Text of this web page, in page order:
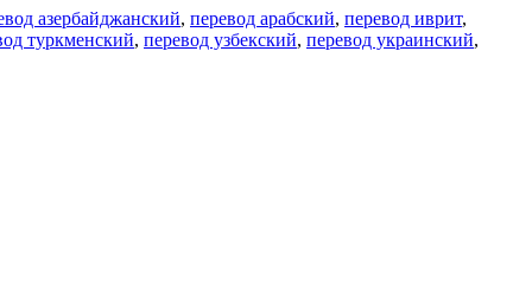
азербайджанский, перевод арабский, перевод иврит,
туркменский, перевод узбекский, перевод украинский,